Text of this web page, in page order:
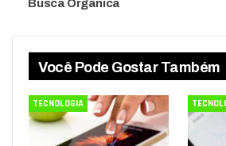
Busca Orgânica
Você Pode Gostar Também
TECNOLOGIA